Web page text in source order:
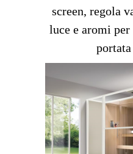
screen, regola
luce e aromi